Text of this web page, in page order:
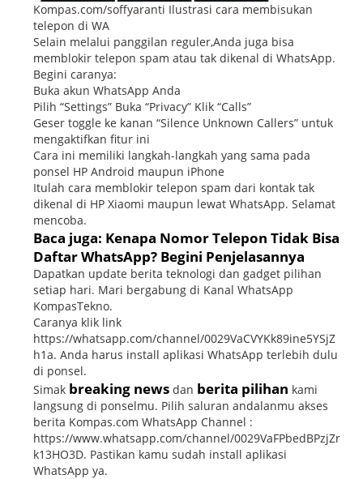
Kompas.com/soffyaranti Ilustrasi cara membisukan
telepon di WA
Selain melalui panggilan reguler,Anda juga bisa
memblokir telepon spam atau tak dikenal di WhatsApp.
Begini caranya:
Buka akun WhatsApp Anda
Pilih “Settings” Buka “Privacy” Klik “Calls”
Geser toggle ke kanan “Silence Unknown Callers” untuk
mengaktifkan fitur ini
Cara ini memiliki langkah-langkah yang sama pada
ponsel HP Android maupun iPhone
Itulah cara memblokir telepon spam dari kontak tak
dikenal di HP Xiaomi maupun lewat WhatsApp. Selamat
mencoba.
Baca juga: Kenapa Nomor Telepon Tidak Bisa
Daftar WhatsApp? Begini Penjelasannya
Dapatkan update berita teknologi dan gadget pilihan
setiap hari. Mari bergabung di Kanal WhatsApp
KompasTekno.
Caranya klik link
https://whatsapp.com/channel/0029VaCVYKk89ine5YSjZ
h1a. Anda harus install aplikasi WhatsApp terlebih dulu
di ponsel.
Simak breaking news dan berita pilihan kami
langsung di ponselmu. Pilih saluran andalanmu akses
berita Kompas.com WhatsApp Channel :
https://www.whatsapp.com/channel/0029VaFPbedBPzjZr
k13HO3D. Pastikan kamu sudah install aplikasi
WhatsApp ya.